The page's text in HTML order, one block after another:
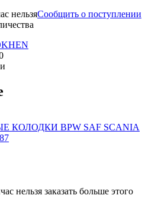
Сообщить о поступлении
нельзя
КОЛОДКИ BPW SAF SCANIA
нельзя заказать больше этого